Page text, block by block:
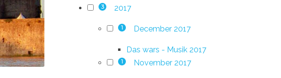
3 2017
1 December 2017
Das wars - Musik 2017
1 November 2017